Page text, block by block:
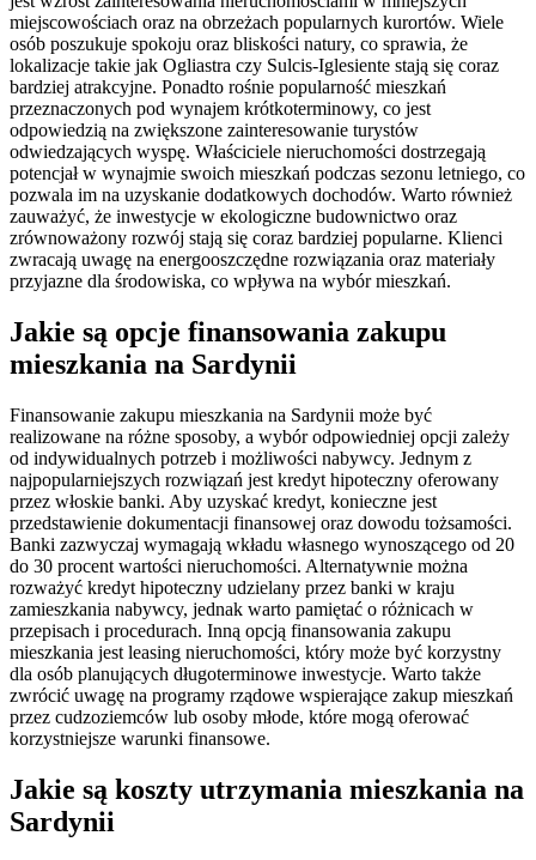
miejscowościach oraz na obrzeżach popularnych kurortów. Wiele
osób poszukuje spokoju oraz bliskości natury, co sprawia, że
lokalizacje takie jak Ogliastra czy Sulcis-Iglesiente stają się coraz
bardziej atrakcyjne. Ponadto rośnie popularność mieszkań
przeznaczonych pod wynajem krótkoterminowy, co jest
odpowiedzią na zwiększone zainteresowanie turystów
odwiedzających wyspę. Właściciele nieruchomości dostrzegają
potencjał w wynajmie swoich mieszkań podczas sezonu letniego, co
pozwala im na uzyskanie dodatkowych dochodów. Warto również
zauważyć, że inwestycje w ekologiczne budownictwo oraz
zrównoważony rozwój stają się coraz bardziej popularne. Klienci
zwracają uwagę na energooszczędne rozwiązania oraz materiały
przyjazne dla środowiska, co wpływa na wybór mieszkań.
Jakie są opcje finansowania zakupu
mieszkania na Sardynii
Finansowanie zakupu mieszkania na Sardynii może być
realizowane na różne sposoby, a wybór odpowiedniej opcji zależy
od indywidualnych potrzeb i możliwości nabywcy. Jednym z
najpopularniejszych rozwiązań jest kredyt hipoteczny oferowany
przez włoskie banki. Aby uzyskać kredyt, konieczne jest
przedstawienie dokumentacji finansowej oraz dowodu tożsamości.
Banki zazwyczaj wymagają wkładu własnego wynoszącego od 20
do 30 procent wartości nieruchomości. Alternatywnie można
rozważyć kredyt hipoteczny udzielany przez banki w kraju
zamieszkania nabywcy, jednak warto pamiętać o różnicach w
przepisach i procedurach. Inną opcją finansowania zakupu
mieszkania jest leasing nieruchomości, który może być korzystny
dla osób planujących długoterminowe inwestycje. Warto także
zwrócić uwagę na programy rządowe wspierające zakup mieszkań
przez cudzoziemców lub osoby młode, które mogą oferować
korzystniejsze warunki finansowe.
Jakie są koszty utrzymania mieszkania na
Sardynii